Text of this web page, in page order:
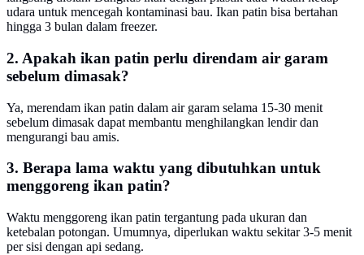
udara untuk mencegah kontaminasi bau. Ikan patin bisa bertahan
hingga 3 bulan dalam freezer.
2. Apakah ikan patin perlu direndam air garam
sebelum dimasak?
Ya, merendam ikan patin dalam air garam selama 15-30 menit
sebelum dimasak dapat membantu menghilangkan lendir dan
mengurangi bau amis.
3. Berapa lama waktu yang dibutuhkan untuk
menggoreng ikan patin?
Waktu menggoreng ikan patin tergantung pada ukuran dan
ketebalan potongan. Umumnya, diperlukan waktu sekitar 3-5 menit
per sisi dengan api sedang.